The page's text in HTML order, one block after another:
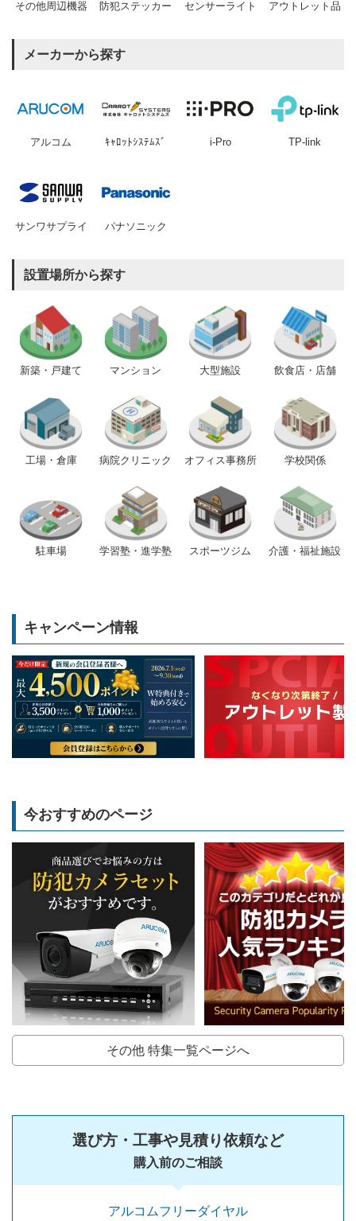
その他周辺機器 防犯ステッカー センサーライト アウトレット品
メーカーから探す
アルコム ｷｬﾛｯﾄｼｽﾃﾑｽﾞ i-Pro TP-link
サンワサプライ パナソニック
設置場所から探す
新築・戸建て マンション 大型施設 飲食店・店舗
工場・倉庫 病院クリニック オフィス事務所 学校関係
駐車場 学習塾・進学塾 スポーツジム 介護・福祉施設
キャンペーン情報
今おすすめのページ
その他 特集一覧ページへ
選び方・工事や見積り依頼など
購入前のご相談
アルコムフリーダイヤル